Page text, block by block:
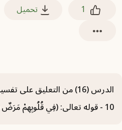
الآية 166
2021-05-31
1 تحميل
الدرس (16) من التعليق على
10 - قوله تعالى: (فِي قُلُوبِهِمْ مَرَضٌ فَزَادَهُمُ اللَّهُ مَرَضًا..).